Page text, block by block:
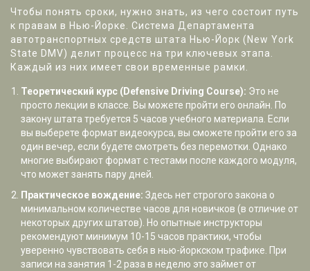
Чтобы понять сроки, нужно знать, из чего состоит путь
к правам в Нью-Йорке. Система Департамента
автотранспортных средств штата Нью-Йорк ( New York
State DMV) делит процесс на три ключевых этапа.
Каждый из них имеет свои временные рамки.
Теоретический курс (Defensive Driving Course): Это не
просто лекции в классе. Вы можете пройти его онлайн. По
закону штата требуется 5 часов учебного материала. Если
вы выберете формат видеокурса, вы сможете пройти его за
один вечер, если будете смотреть без перемотки. Однако
многие выбирают формат с тестами после каждого модуля,
что может занять пару дней.
Практическое вождение: Здесь нет строгого закона о
минимальном количестве часов для новичков (в отличие от
некоторых других штатов). Но опытные инструкторы
рекомендуют минимум 10-15 часов практики, чтобы
уверенно чувствовать себя в нью-йоркском трафике. При
записи на занятия 1-2 раза в неделю это займет от